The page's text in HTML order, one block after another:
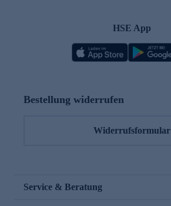
HSE App
Bestellung widerrufen
Widerrufsformular
Service & Beratung